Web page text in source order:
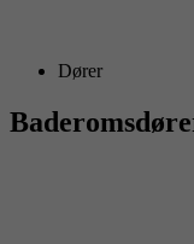
Dører